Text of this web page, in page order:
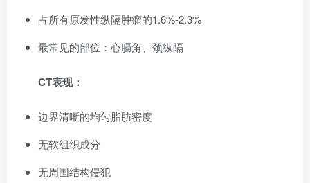
占所有原发性纵隔肿瘤的1.6%-2.3%
最常见的部位：心膈角、颈纵隔
CT表现：
边界清晰的均匀脂肪密度
无软组织成分
无周围结构侵犯